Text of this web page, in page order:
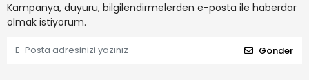
Kampanya, duyuru, bilgilendirmelerden e-posta ile haberdar
olmak istiyorum.
Gönder